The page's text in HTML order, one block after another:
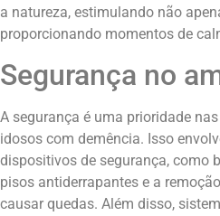
a natureza, estimulando não
proporcionando momentos de
Segurança no
A segurança é uma prioridade
idosos com demência. Isso
dispositivos de segurança, como
pisos antiderrapantes e a
causar quedas. Além disso,